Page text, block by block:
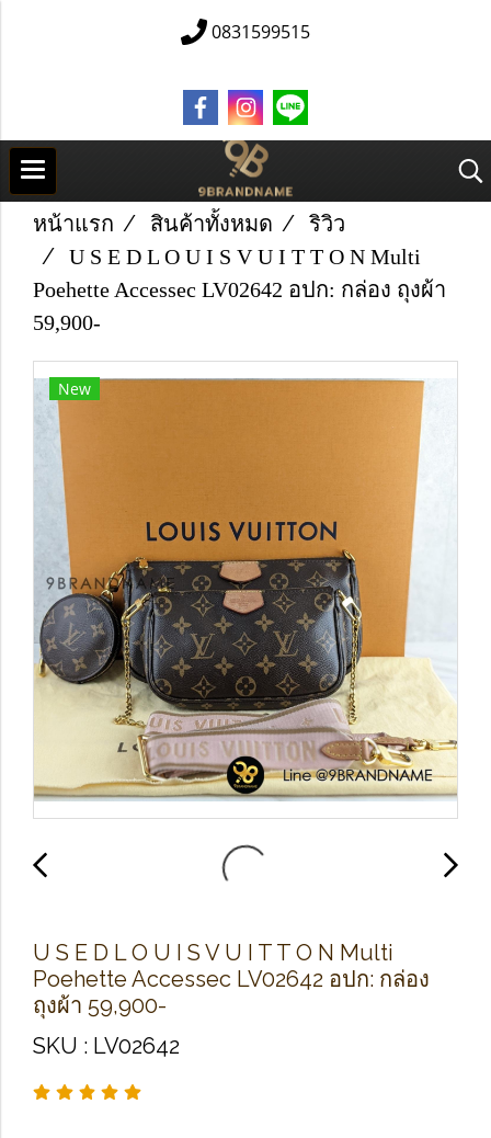
0831599515
หน้าแรก สินค้าทั้งหมด
ริวิว
U S E D L O U I S​ V​ U​ I T​ T​ O​ N Multi
Poehette Accessec LV02642 อปก​: กล่อง ถุงผ้า
59,900-
New
U S E D L O U I S​ V​ U​ I T​ T​ O​ N Multi
Poehette Accessec LV02642 อปก​: กล่อง
ถุงผ้า 59,900-
SKU : LV02642